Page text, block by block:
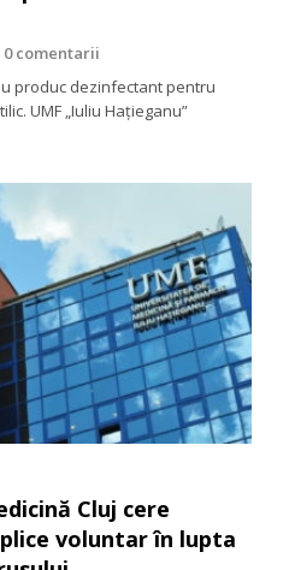
0 comentarii
produc dezinfectant pentru
UMF „Iuliu Hațieganu”
Cluj cere
voluntar în lupta